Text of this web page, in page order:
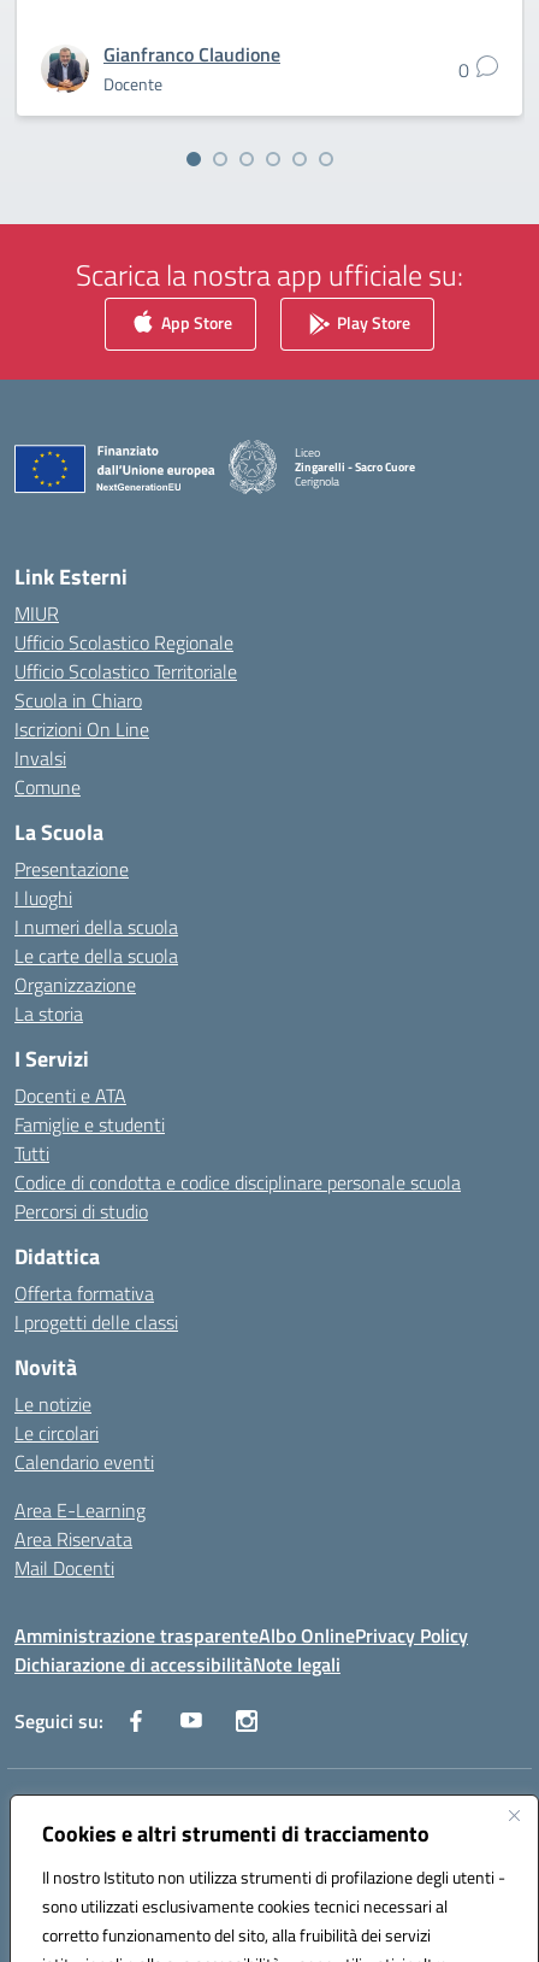
Cookies e altri strumenti di tracciamento
Il nostro Istituto non utilizza strumenti di profilazione degli utenti -
sono utilizzati esclusivamente cookies tecnici necessari al
corretto funzionamento del sito, alla fruibilità dei servizi
Gianfranco Claudione
Docente 0
Scarica la nostra app ufficiale su:
App Store Play Store
Liceo
Zingarelli - Sacro Cuore
Cerignola
— Visita la pagina iniziale della scuola
Link Esterni
MIUR
Ufficio Scolastico Regionale
Ufficio Scolastico Territoriale
Scuola in Chiaro
Iscrizioni On Line
Invalsi
Comune
La Scuola
Presentazione
I luoghi
I numeri della scuola
Le carte della scuola
Organizzazione
La storia
I Servizi
Docenti e ATA
Famiglie e studenti
Tutti
Codice di condotta e codice disciplinare personale scuola
Percorsi di studio
Didattica
Offerta formativa
I progetti delle classi
Novità
Le notizie
Le circolari
Calendario eventi
Area E-Learning
Area Riservata
Mail Docenti
Amministrazione trasparenteAlbo OnlinePrivacy Policy
Dichiarazione di accessibilitàNote legali
Seguici su:
Indirizzo:
Centralino:0885 417864 Email:fgpc180008@istruzione.it
Codice fiscale: 90043150714
Codice meccanografico:
FGPC180008
Codice Indice delle Pubbliche Amministrazioni (IPA): lzcc